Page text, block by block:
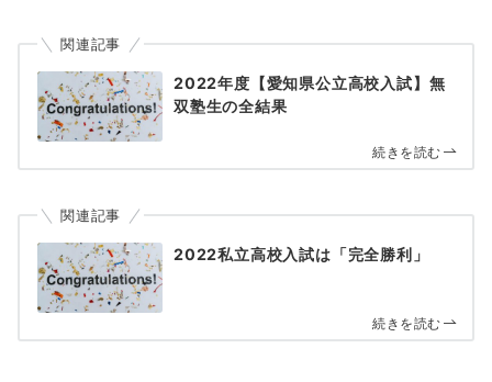
関連記事
2022年度【愛知県公立高校入試】無
双塾生の全結果
続きを読む
関連記事
2022私立高校入試は「完全勝利」
続きを読む